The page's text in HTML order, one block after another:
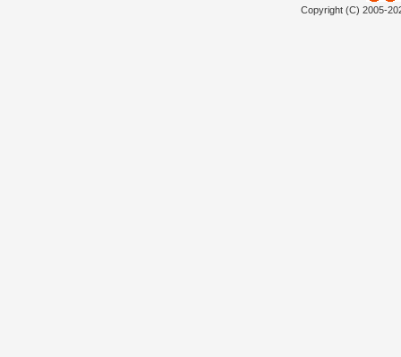
Copyright (C) 2005-